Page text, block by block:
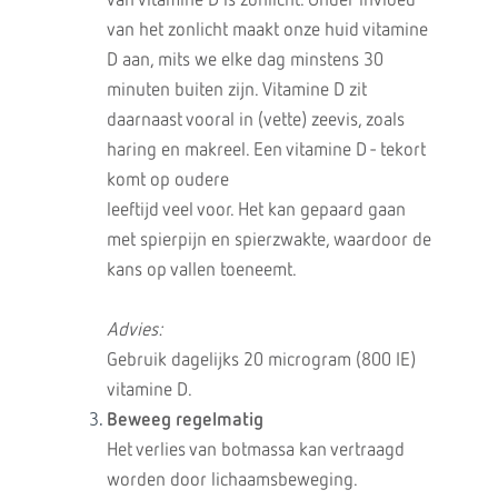
van het zonlicht maakt onze huid vitamine
D aan, mits we elke dag minstens 30
minuten buiten zijn. Vitamine D zit
daarnaast vooral in (vette) zeevis, zoals
haring en makreel. Een vitamine D - tekort
komt op oudere
leeftijd veel voor. Het kan gepaard gaan
met spierpijn en spierzwakte, waardoor de
kans op vallen toeneemt.
Advies:
Gebruik dagelijks 20 microgram (800 IE)
vitamine D.
Beweeg regelmatig
Het verlies van botmassa kan vertraagd
worden door lichaamsbeweging.